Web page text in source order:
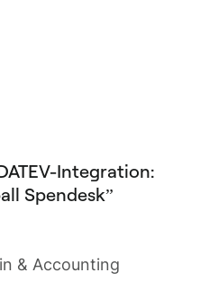
Integration:
Spendesk
& Accounting